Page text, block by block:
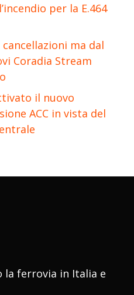
per la E.464
ma dal
Coradia Stream
il nuovo
ACC in vista del
la ferrovia in Italia e